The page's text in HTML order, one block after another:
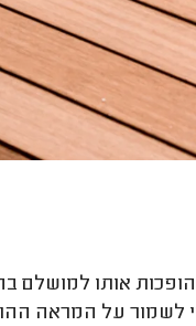
אותו למושלם
לשמור על המראה